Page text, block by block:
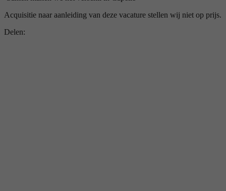
Acquisitie naar aanleiding van deze vacature stellen wij niet op prijs.
Delen: